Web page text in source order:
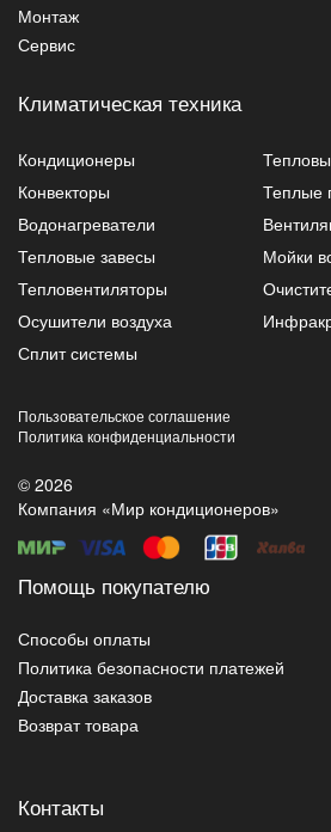
Монтаж
Сервис
Климатическая техника
Кондиционеры
Конвекторы
Теплые
Водонагреватели
Тепловые завесы
Мойки
Тепловентиляторы
Осушители воздуха
Сплит системы
Пользовательское соглашение
Политика конфиденциальности
© 2026
Компания «Мир кондиционеров»
Помощь покупателю
Способы оплаты
Политика безопасности платежей
Доставка заказов
Возврат товара
Контакты